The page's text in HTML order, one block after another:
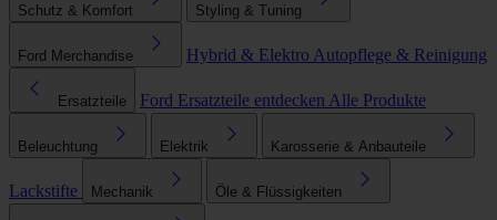
Schutz & Komfort Styling & Tuning
Ford Merchandise Hybrid & Elektro Autopflege & Reinigung
Ersatzteile Ford Ersatzteile entdecken Alle Produkte
Beleuchtung Elektrik Karosserie & Anbauteile
Lackstifte Mechanik Öle & Flüssigkeiten